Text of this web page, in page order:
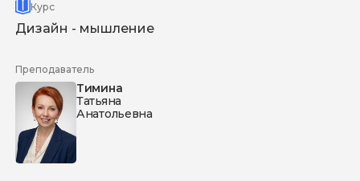
Курс
Дизайн - мышление
Преподаватель
Тимина
Татьяна
Анатольевна